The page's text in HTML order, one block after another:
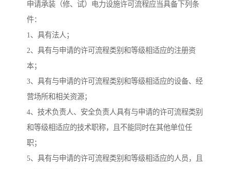
申请承装（修、试）电力设施许可流程应当具备下列条
件：
1、具有法人；
2、具有与申请的许可流程类别和等级相适应的注册资
本；
3、具有与申请的许可流程类别和等级相适应的设备、经
营场所和相关资源；
4、技术负责人、安全负责人具有与申请的许可流程类别
和等级相适应的技术职称，且不能同时在其他单位任
职；
5、具有与申请的许可流程类别和等级相适应的人员，且